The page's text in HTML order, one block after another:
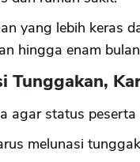
yang lebih keras
hingga enam
Tunggakan,
agar status peserta
melunasi